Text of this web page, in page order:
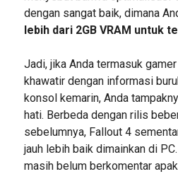
dengan sangat baik, dimana
lebih dari 2GB VRAM untuk
Jadi, jika Anda termasuk
khawatir dengan informasi
konsol kemarin, Anda
hati. Berbeda dengan rilis
sebelumnya, Fallout 4
jauh lebih baik dimainkan di
masih belum berkomentar